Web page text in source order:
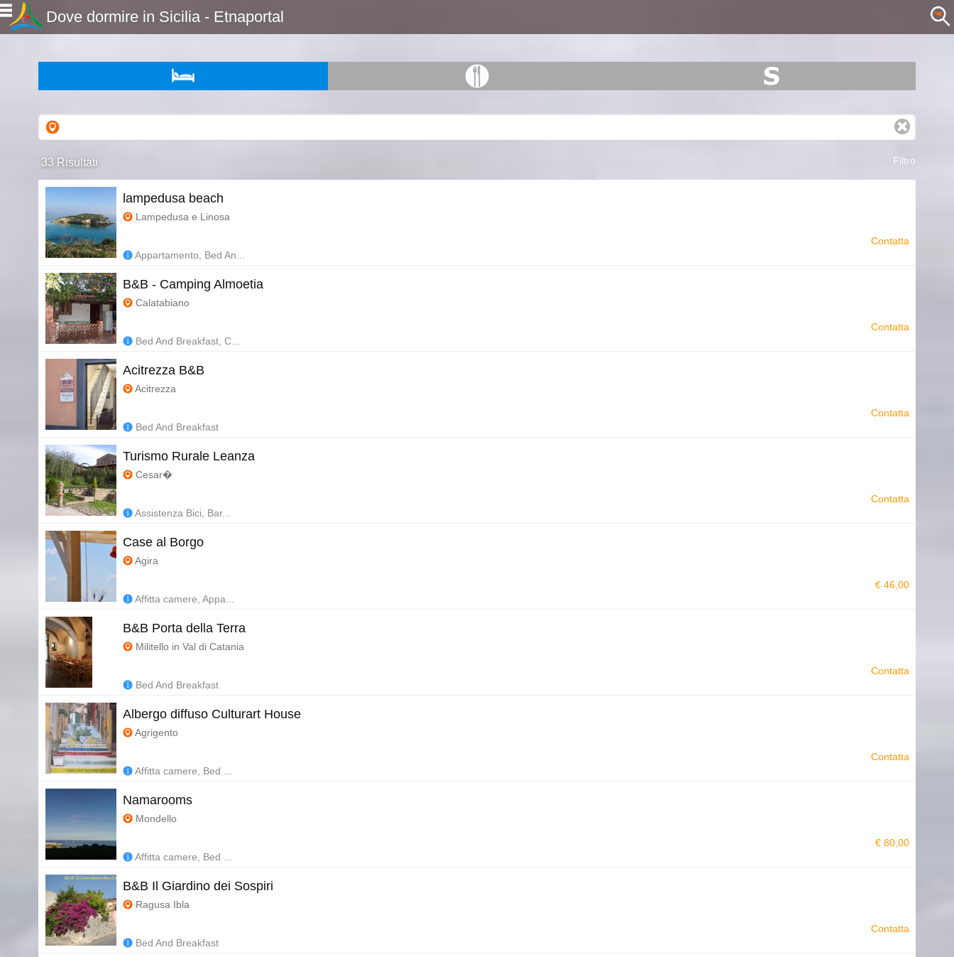
Dove dormire in Sicilia - Etnaportal
Filtro
33 Risultati
lampedusa beach
Lampedusa e Linosa
Appartamento, Bed An...
Contatta
B&B - Camping Almoetia
Calatabiano
Bed And Breakfast, C...
Contatta
Acitrezza B&B
Acitrezza
Bed And Breakfast
Contatta
Turismo Rurale Leanza
Cesar�
Assistenza Bici, Bar...
Contatta
Case al Borgo
Agira
Affitta camere, Appa...
€ 46,00
B&B Porta della Terra
Militello in Val di Catania
Bed And Breakfast
Contatta
Albergo diffuso Culturart House
Agrigento
Affitta camere, Bed ...
Contatta
Namarooms
Mondello
Affitta camere, Bed ...
€ 80,00
B&B Il Giardino dei Sospiri
Ragusa Ibla
Bed And Breakfast
Contatta